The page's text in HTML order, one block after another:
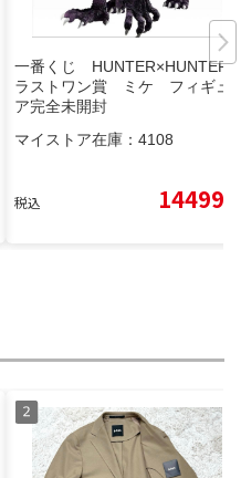
一番くじ HUNTER×HUNTER
ラストワン賞 ミケ フィギュ
ア完全未開封
マイストア在庫： 4108
税込 14499